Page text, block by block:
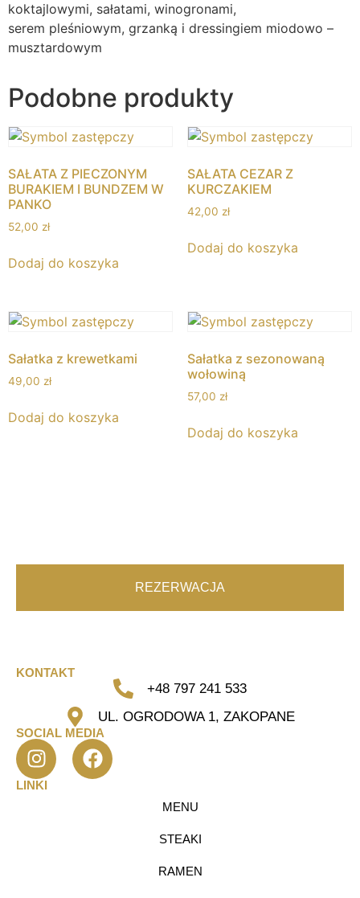
koktajlowymi, sałatami, winogronami,
serem pleśniowym, grzanką i dressingiem miodowo –
musztardowym
Podobne produkty
SAŁATA Z PIECZONYM
BURAKIEM I BUNDZEM W
PANKO
52,00 zł
Dodaj do koszyka
SAŁATA CEZAR Z
KURCZAKIEM
42,00 zł
Dodaj do koszyka
Sałatka z krewetkami
49,00 zł
Dodaj do koszyka
Sałatka z sezonowaną
wołowiną
57,00 zł
Dodaj do koszyka
REZERWACJA
KONTAKT
+48 797 241 533
UL. OGRODOWA 1, ZAKOPANE
SOCIAL MEDIA
LINKI
MENU
STEAKI
RAMEN